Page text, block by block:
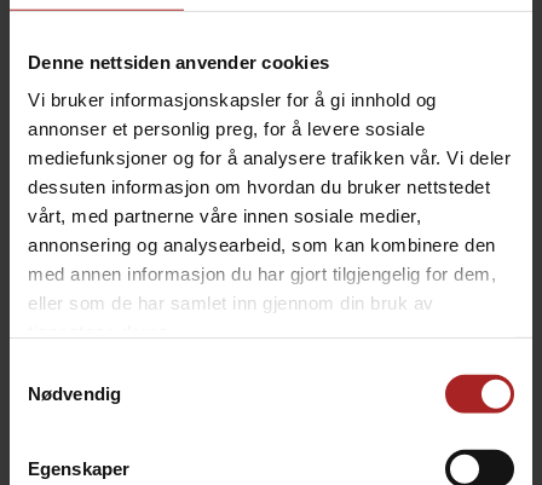
Denne nettsiden anvender cookies
Vi bruker informasjonskapsler for å gi innhold og
annonser et personlig preg, for å levere sosiale
mediefunksjoner og for å analysere trafikken vår. Vi deler
dessuten informasjon om hvordan du bruker nettstedet
vårt, med partnerne våre innen sosiale medier,
annonsering og analysearbeid, som kan kombinere den
med annen informasjon du har gjort tilgjengelig for dem,
eller som de har samlet inn gjennom din bruk av
Nødvendig
Egenskaper
temperatur avgjør karamelliseringsgraden. De lyseste
under meskingen. I de mørkeste vil mer eller mindre all
stivelsen være karamellisert. For å oppnå en spesifikk
farge- nyanse, kreves det naturlig nok større
prosentandel av en lys karamellmalt kontra en mørk
karamellmalt.
Karamellmalt bidrar like mye til både smak og farge når
det benyttes. Lys- til mellommørk malt brukes når man
ønsker at maltens smak og duft skal være i
hovedfokus. Mørkere malt brukes når man ønsker å
fremheve smakene i basismalten. Den lyse
karamellmalten er nok mer tilgivende og kan brukes i
større grad enn den mørke, før smaksbidraget blir for
klønete og dominant.
Produsent: Viking Malt